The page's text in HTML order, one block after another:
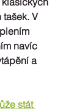
V
navíc
a
stát